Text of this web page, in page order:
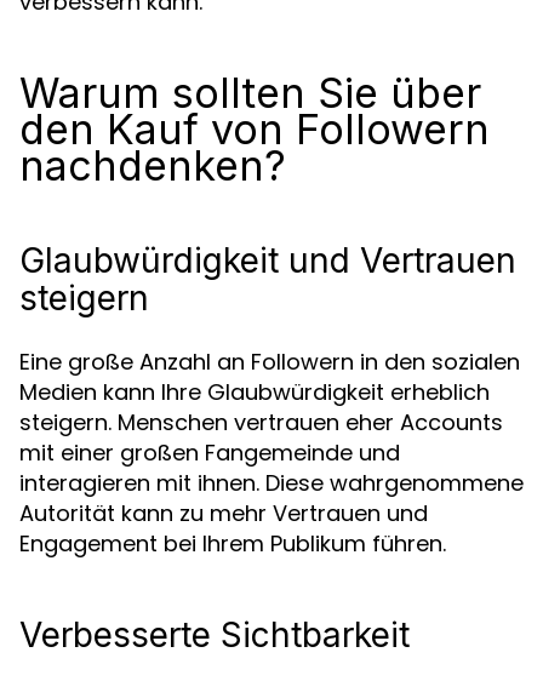
Warum sollten Sie über
den Kauf von Followern
nachdenken?
Glaubwürdigkeit und Vertrauen
steigern
Eine große Anzahl an Followern in den sozialen
Medien kann Ihre Glaubwürdigkeit erheblich
steigern. Menschen vertrauen eher Accounts
mit einer großen Fangemeinde und
interagieren mit ihnen. Diese wahrgenommene
Autorität kann zu mehr Vertrauen und
Engagement bei Ihrem Publikum führen.
Verbesserte Sichtbarkeit